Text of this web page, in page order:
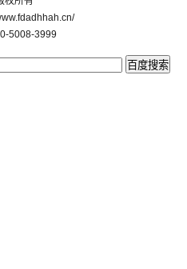
5008-3999